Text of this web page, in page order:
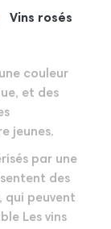
Vins rosés
couleur
et des
jeunes.
par une
des
qui peuvent
Les vins